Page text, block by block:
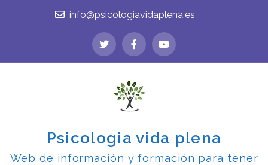
info@psicologiavidaplena.es
Psicologia vida plena
Web de información y formación para tener